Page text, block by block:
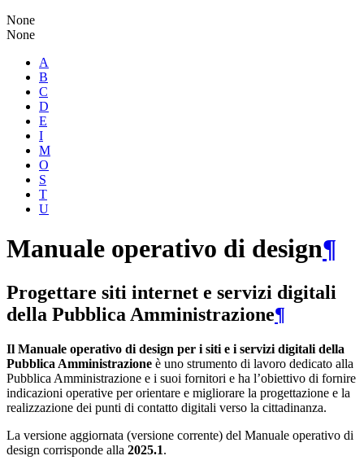
None
None
A
B
C
D
E
I
M
O
S
T
U
Manuale operativo di design¶
Progettare siti internet e servizi digitali
della Pubblica Amministrazione¶
Il Manuale operativo di design per i siti e i servizi digitali della
Pubblica Amministrazione è uno strumento di lavoro dedicato alla
Pubblica Amministrazione e i suoi fornitori e ha l’obiettivo di fornire
indicazioni operative per orientare e migliorare la progettazione e la
realizzazione dei punti di contatto digitali verso la cittadinanza.
La versione aggiornata (versione corrente) del Manuale operativo di
design corrisponde alla 2025.1.